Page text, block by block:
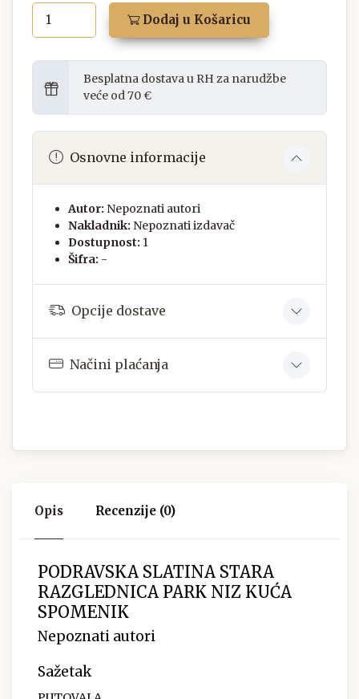
Dodaj u Košaricu
Besplatna dostava u RH za narudžbe
veće od 70 €
Osnovne informacije
Autor: Nepoznati autori
Nakladnik: Nepoznati izdavač
Dostupnost: 1
Šifra: -
Opcije dostave
Načini plaćanja
Opis Recenzije (0)
PODRAVSKA SLATINA STARA
RAZGLEDNICA PARK NIZ KUĆA
SPOMENIK
Nepoznati autori
Sažetak